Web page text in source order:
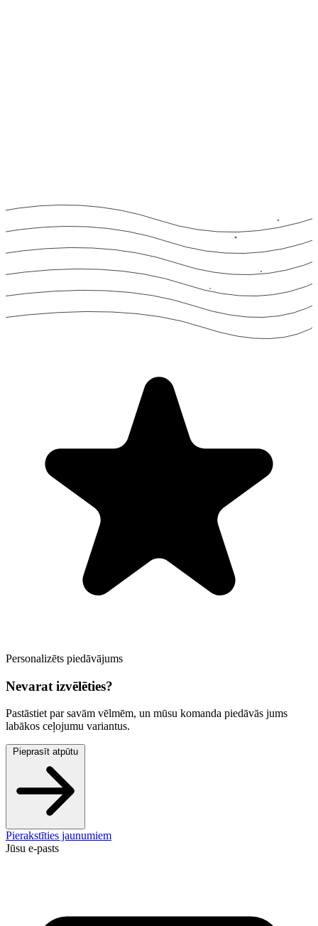
Personalizēts piedāvājums
Nevarat izvēlēties?
Pastāstiet par savām vēlmēm, un mūsu komanda piedāvās jums
labākos ceļojumu variantus.
Pieprasīt atpūtu
Pierakstīties jaunumiem
Jūsu e-pasts